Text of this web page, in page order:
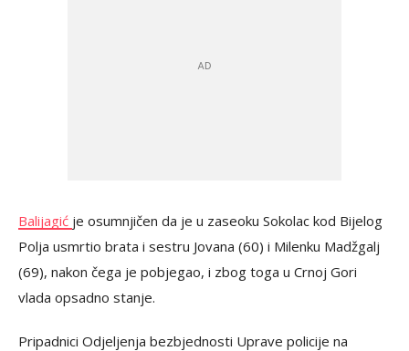
Balijagić je osumnjičen da je u zaseoku Sokolac kod Bijelog
Polja usmrtio brata i sestru Јovana (60) i Milenku Madžgalj
(69), nakon čega je pobjegao, i zbog toga u Crnoj Gori
vlada opsadno stanje.
Pripadnici Odjeljenja bezbjednosti Uprave policije na